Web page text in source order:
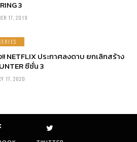
3
17, 2019
NETFLIX ประกาศลงดาบ ยกเลิกสร้าง
ซีซั่น 3
17, 2020